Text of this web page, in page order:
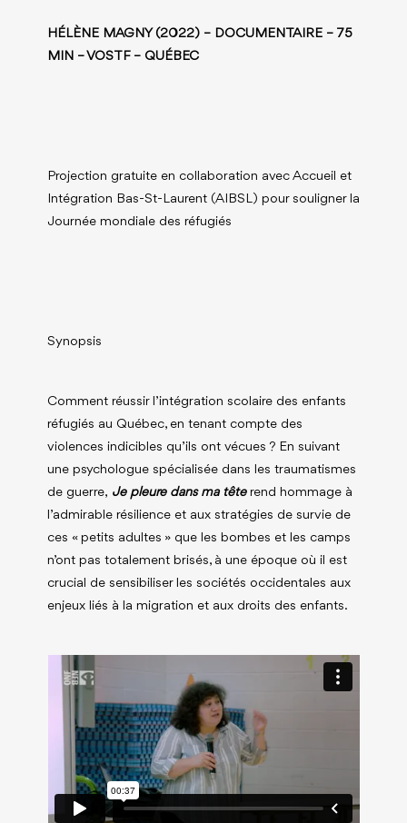
HÉLÈNE MAGNY (2022) – DOCUMENTAIRE – 75
MIN – VOSTF – QUÉBEC
Projection gratuite en collaboration avec Accueil et
Intégration Bas-St-Laurent (AIBSL) pour souligner la
Journée mondiale des réfugiés
Synopsis
Comment réussir l’intégration scolaire des enfants
réfugiés au Québec, en tenant compte des
violences indicibles qu’ils ont vécues ? En suivant
une psychologue spécialisée dans les traumatismes
de guerre, Je pleure dans ma têterend hommage à
l’admirable résilience et aux stratégies de survie de
ces « petits adultes » que les bombes et les camps
n’ont pas totalement brisés, à une époque où il est
crucial de sensibiliser les sociétés occidentales aux
enjeux liés à la migration et aux droits des enfants.